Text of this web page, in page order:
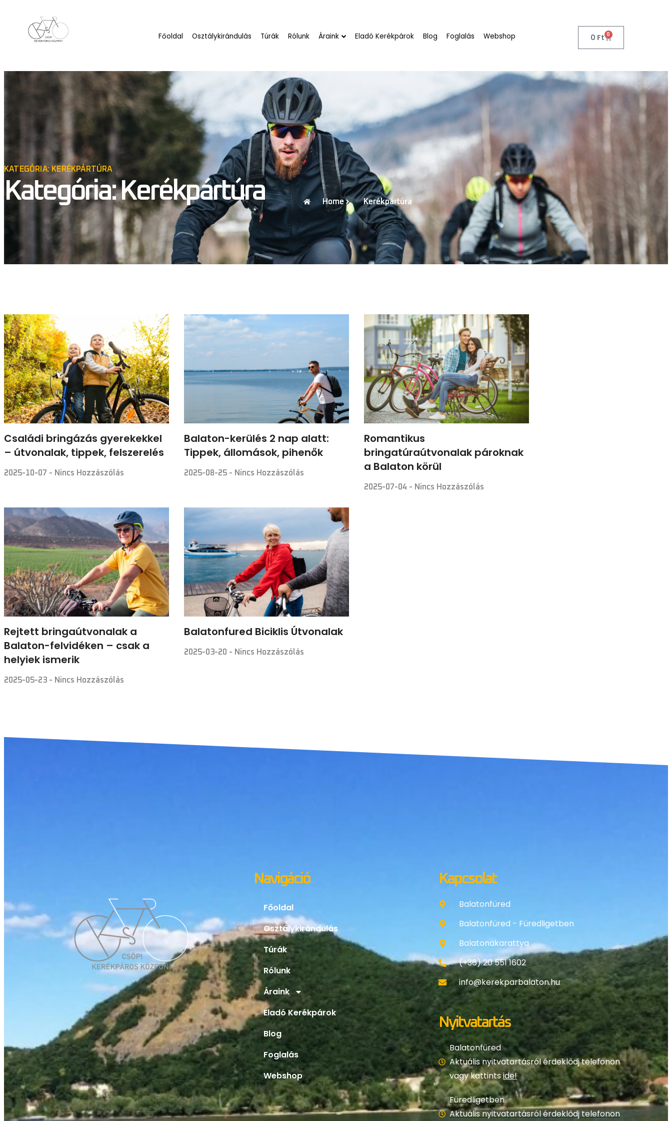
Főoldal Osztálykirándulás Túrák Rólunk Áraink Eladó Kerékpárok Blog Foglalás Webshop 0 Ft 0
KATEGÓRIA: KERÉKPÁRTÚRA
Kategória: Kerékpártúra Home Kerékpártúra
Családi bringázás gyerekekkel
– útvonalak, tippek, felszerelés
2025-10-07 Nincs Hozzászólás
Balaton-kerülés 2 nap alatt:
Tippek, állomások, pihenők
2025-08-25 Nincs Hozzászólás
Romantikus
bringatúraútvonalak pároknak
a Balaton körül
2025-07-04 Nincs Hozzászólás
Rejtett bringaútvonalak a
Balaton-felvidéken – csak a
helyiek ismerik
2025-05-23 Nincs Hozzászólás
Balatonfured Biciklis Útvonalak
2025-03-20 Nincs Hozzászólás
Navigáció
Főoldal
Osztálykirándulás
Túrák
Rólunk
Áraink
Eladó Kerékpárok
Blog
Foglalás
Webshop
Kapcsolat
Balatonfüred
Balatonfüred - Füredligetben
Balatonakarattya
(+36) 20 551 1602
info@kerekparbalaton.hu
Nyitvatartás
Balatonfüred
Aktuális nyitvatartásról érdeklődj telefonon
vagy kattintside!
Füredligetben
Aktuális nyitvatartásról érdeklődj telefonon